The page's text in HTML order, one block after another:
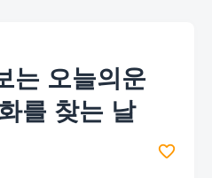
는 오늘의운
를 찾는 날